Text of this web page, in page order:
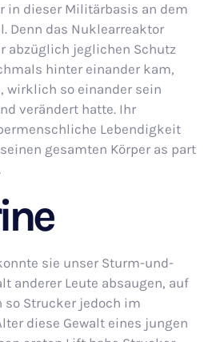
in dieser Militärbasis an dem
Denn das Nuklearreaktor
abzüglich jeglichen Schutz
hinter einander kam,
wirklich so einander sein
verändert hatte. Ihr
Lebendigkeit
gesamten Körper as part
sie unser Sturm-und-
anderer Leute absaugen, auf
Strucker jedoch im
diese Gewalt eines jungen